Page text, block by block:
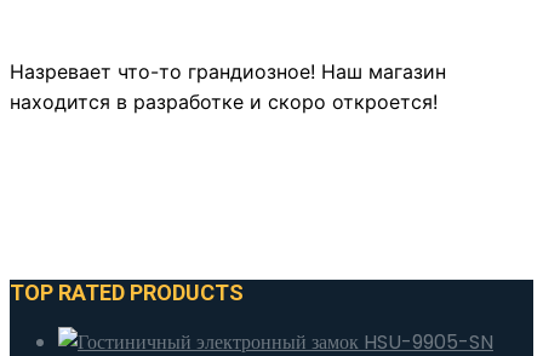
Назревает что-то грандиозное! Наш магазин
находится в разработке и скоро откроется!
TOP RATED PRODUCTS